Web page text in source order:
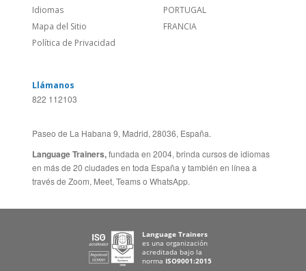
Folleto de Cursos de
Idiomas
Mapa del Sitio
ESPAÑA
PORTUGAL
Llámanos
Paseo de La Habana 9, Madrid, 28036, España.
Language Trainers,fundada en 2004, brinda cursos de idiomas
en más de 20 ciudades en toda España y también en línea a